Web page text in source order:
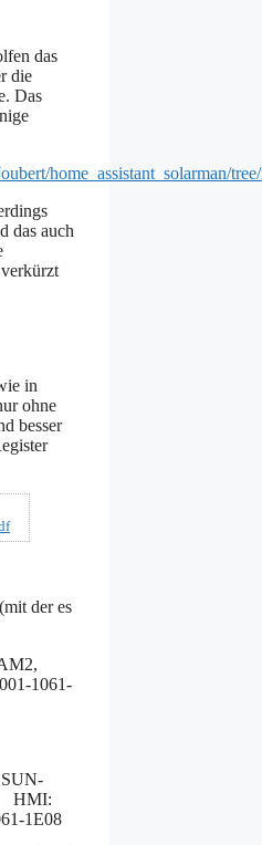
das
die
Das
home_assistant_solarman/
das auch
in
ohne
besser
der es
1061-
SUN-
HMI:
1E08